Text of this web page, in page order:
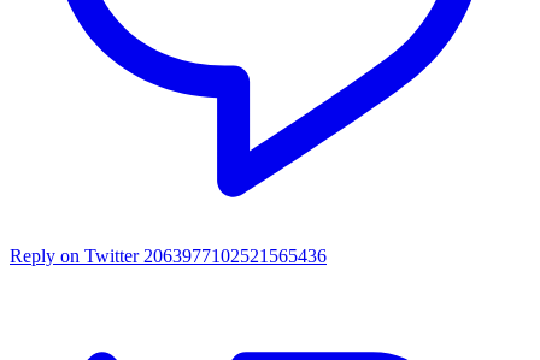
Reply on Twitter 2063977102521565436